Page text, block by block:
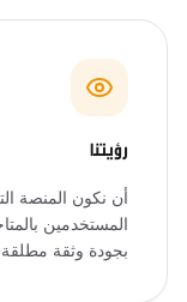
رؤيتنا
أن نكون المنصة
المستخدمين
بجودة وثقة مطلقة.